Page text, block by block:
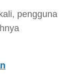
pengguna